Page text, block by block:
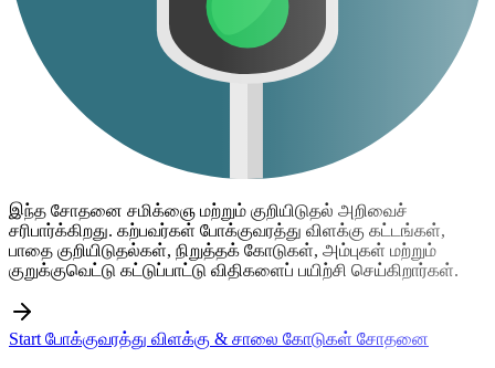
இந்த சோதனை சமிக்ஞை மற்றும் குறியிடுதல் அறிவைச்
சரிபார்க்கிறது. கற்பவர்கள் போக்குவரத்து விளக்கு கட்டங்கள்,
பாதை குறியிடுதல்கள், நிறுத்தக் கோடுகள், அம்புகள் மற்றும்
குறுக்குவெட்டு கட்டுப்பாட்டு விதிகளைப் பயிற்சி செய்கிறார்கள்.
Start போக்குவரத்து விளக்கு & சாலை கோடுகள் சோதனை